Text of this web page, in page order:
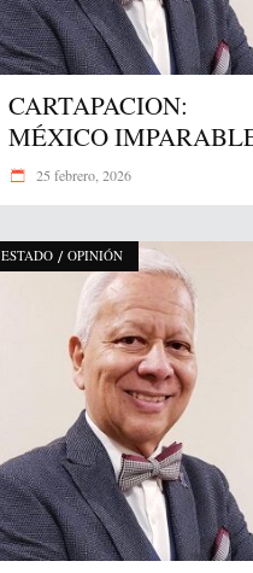
CARTAPACION:
MÉXICO
25 febrero, 2026
ESTADO / OPINIÓN